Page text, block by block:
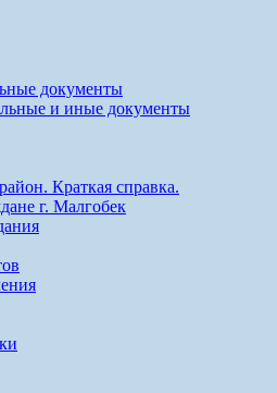
документы
и иные документы
Краткая справка.
г. Малгобек